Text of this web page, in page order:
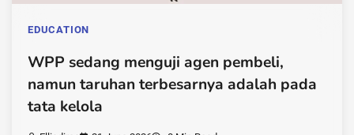
EDUCATION
WPP sedang menguji agen pembeli,
namun taruhan terbesarnya adalah pada
tata kelola